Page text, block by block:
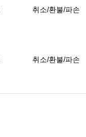
취소/환불/파손
취소/환불/파손